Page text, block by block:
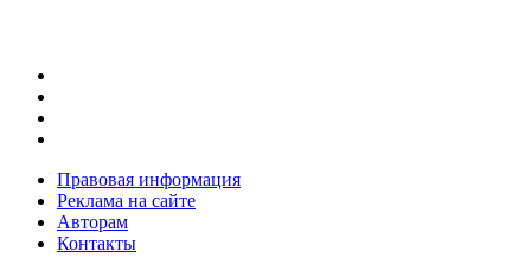
Правовая информация
Реклама на сайте
Авторам
Контакты